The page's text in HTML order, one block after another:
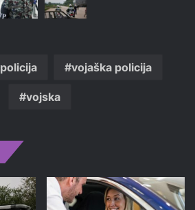
policija vojaška policija
vojska